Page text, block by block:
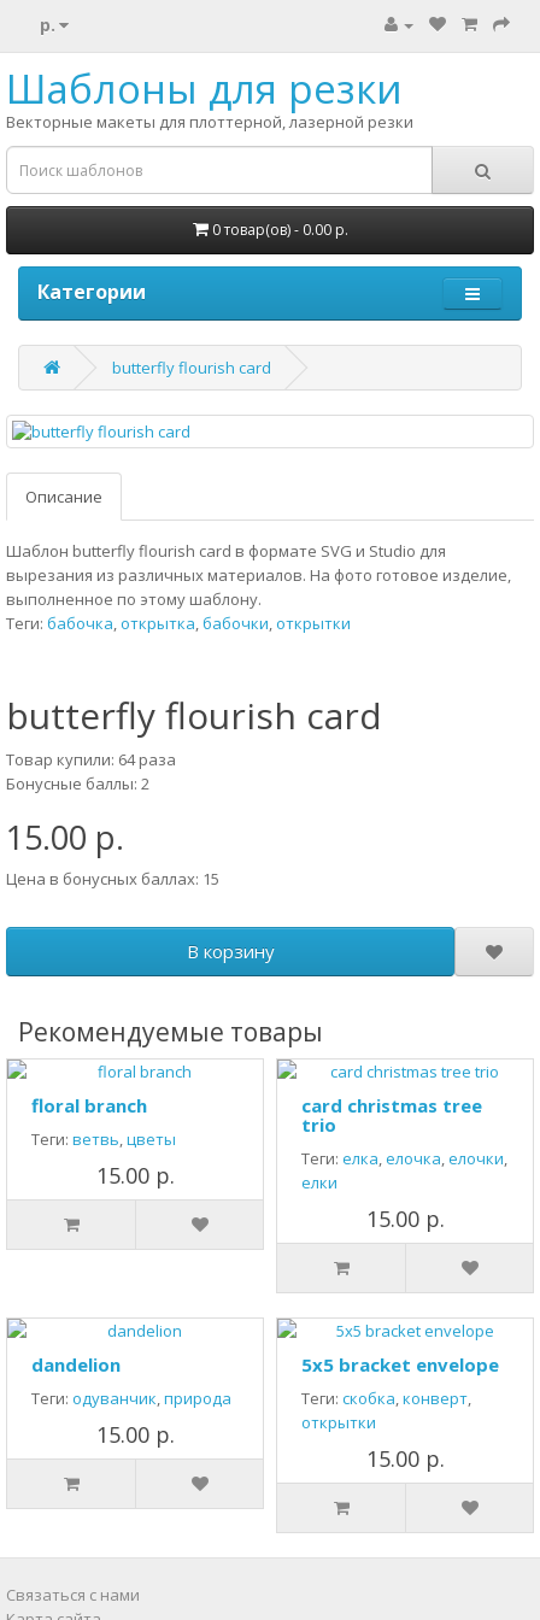
р.
Шаблоны для резки
Векторные макеты для плоттерной, лазерной резки
0 товар(ов) - 0.00 р.
Категории
butterfly flourish card
Описание
Шаблон butterfly flourish card в формате SVG и Studio для
вырезания из различных материалов. На фото готовое изделие,
выполненное по этому шаблону.
Теги: бабочка,открытка,бабочки,открытки
butterfly flourish card
Товар купили: 64 раза
Бонусные баллы: 2
15.00 р.
Цена в бонусных баллах: 15
В корзину
Рекомендуемые товары
floral branch
Теги: ветвь,цветы
15.00 р.
card christmas tree
trio
Теги: елка,елочка,елочки,
елки
15.00 р.
dandelion
Теги: одуванчик,природа
15.00 р.
5x5 bracket envelope
Теги: скобка,конверт,
открытки
15.00 р.
Связаться с нами